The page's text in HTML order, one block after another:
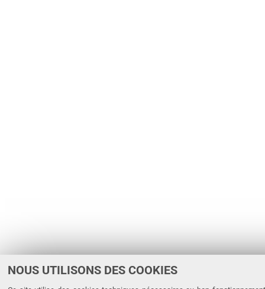
NOUS UTILISONS DES COOKIES